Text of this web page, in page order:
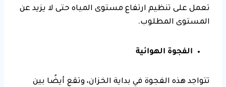
تعمل على تنظيم ارتفاع مستوى المياه حتى لا يزيد عن
المستوى المطلوب.
الفجوة الهوائية
تتواجد هذه الفجوة في بداية الخزان، وتقع أيضًا بين